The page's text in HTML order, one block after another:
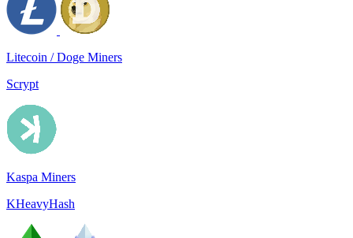
Litecoin / Doge Miners
Scrypt
Kaspa Miners
KHeavyHash